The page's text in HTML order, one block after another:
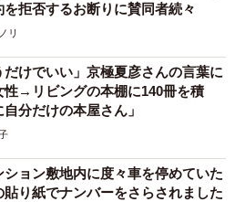
、スタッフの方々はどのよう
場のスタッフは驚愕しておりま
は、一般の方よりも事実を事実
時間はかからなかったと思いま
を拒否するお断りに賛同者続々
リ
だけでいい」京極夏彦さんの言葉に
性→リビングの本棚に140冊を積
分だけの本屋さん」
ション敷地内に度々車を停めていた
り紙でナンバーをさらされました